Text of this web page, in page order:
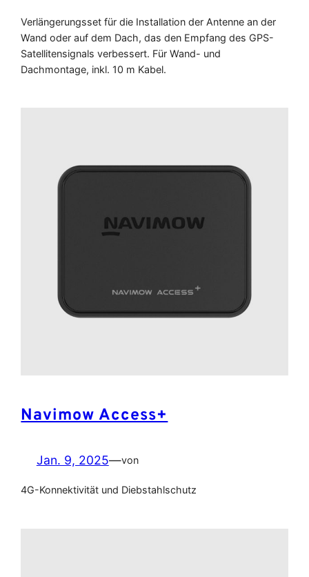
Verlängerungsset für die Installation der Antenne an der
Wand oder auf dem Dach, das den Empfang des GPS-
Satellitensignals verbessert. Für Wand- und
Dachmontage, inkl. 10 m Kabel.
Navimow Access+
Jan. 9, 2025—von
4G-Konnektivität und Diebstahlschutz